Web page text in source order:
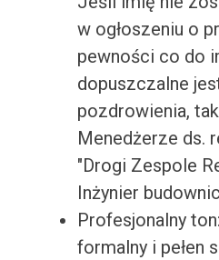
w ogłoszeniu o
pewności co do
dopuszczalne
pozdrowienia,
Menedżerze ds.
"Drogi Zespole
Inżynier
Profesjonalny
formalny i pełen